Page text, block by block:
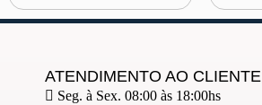
ATENDIMENTO AO CLIENTE
Seg. à Sex. 08:00 às 18:00hs